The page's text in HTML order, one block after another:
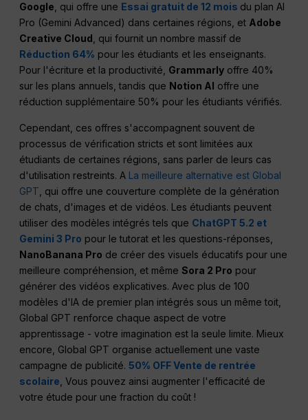
Google , qui offre une Essai gratuit de 12 mois du plan AI
Pro (Gemini Advanced) dans certaines régions, et Adobe
Creative Cloud , qui fournit un nombre massif de
Réduction 64% pour les étudiants et les enseignants.
Pour l'écriture et la productivité, Grammarly offre 40%
sur les plans annuels, tandis que Notion AI offre une
réduction supplémentaire 50% pour les étudiants vérifiés.
Cependant, ces offres s'accompagnent souvent de
processus de vérification stricts et sont limitées aux
étudiants de certaines régions, sans parler de leurs cas
d'utilisation restreints. A La meilleure alternative est Global
GPT , qui offre une couverture complète de la génération
de chats, d'images et de vidéos. Les étudiants peuvent
utiliser des modèles intégrés tels que ChatGPT 5.2 et
Gemini 3 Pro pour le tutorat et les questions-réponses,
NanoBanana Pro de créer des visuels éducatifs pour une
meilleure compréhension, et mêmeSora 2 Pro pour
générer des vidéos explicatives. Avec plus de 100
modèles d'IA de premier plan intégrés sous un même toit,
Global GPT renforce chaque aspect de votre
apprentissage - votre imagination est la seule limite. Mieux
encore, Global GPT organise actuellement une vaste
campagne de publicité.50% OFF Vente de rentrée
scolaire , Vous pouvez ainsi augmenter l'efficacité de
votre étude pour une fraction du coût !